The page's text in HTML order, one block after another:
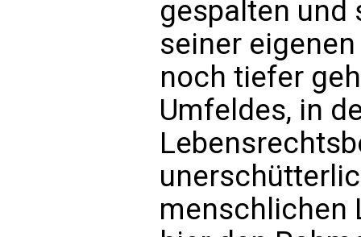
gespalten und
seiner
noch tiefer
Umfeldes, in
menschlichen